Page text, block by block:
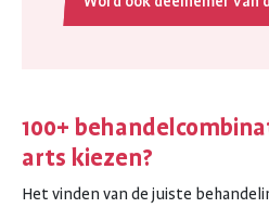
100+
arts kiezen?
Het vinden van de juiste